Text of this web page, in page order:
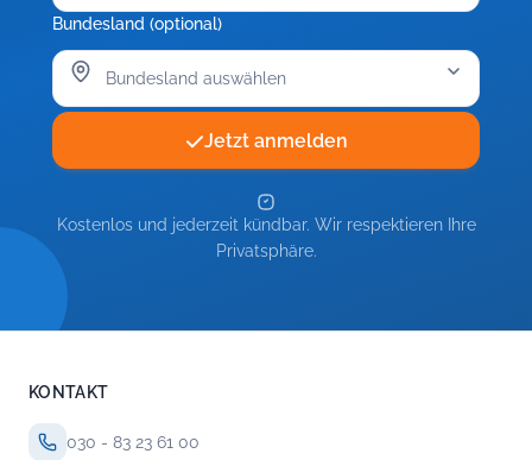
Bundesland (optional)
Jetzt anmelden
Kostenlos und jederzeit kündbar. Wir respektieren Ihre
Privatsphäre.
KONTAKT
030 - 83 23 61 00